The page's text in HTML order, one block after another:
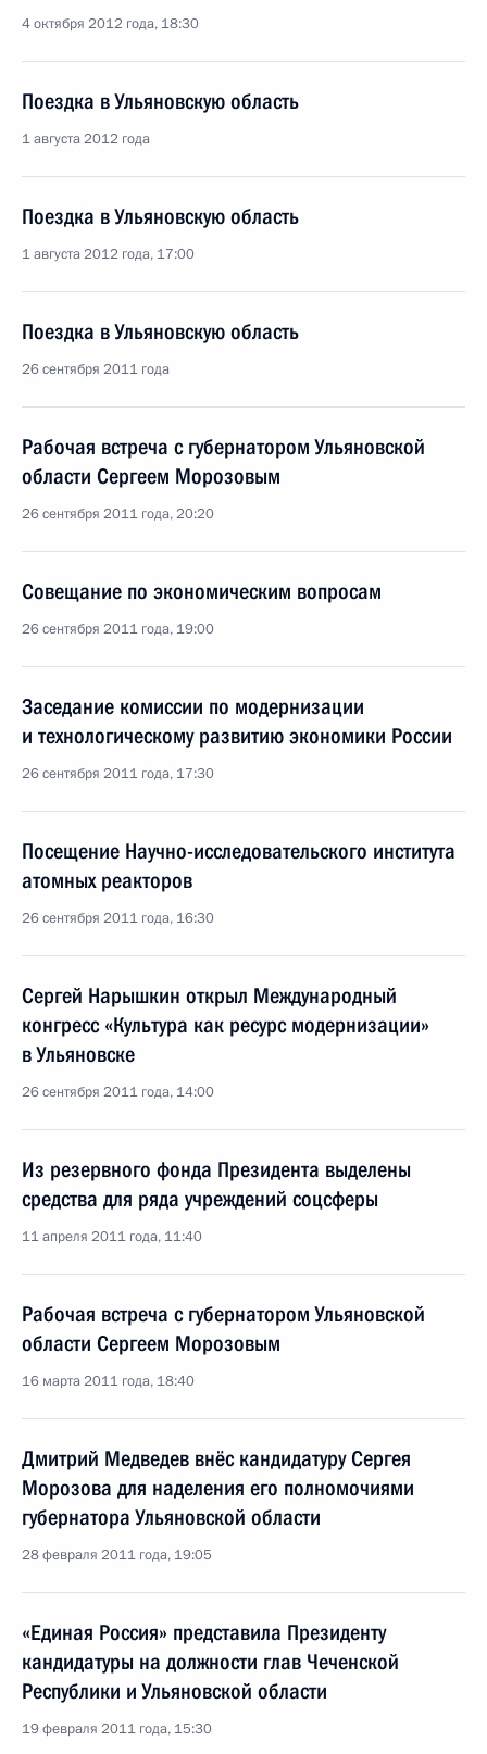
4 октября 2012 года, 18:30
Поездка в Ульяновскую область
1 августа 2012 года
Поездка в Ульяновскую область
1 августа 2012 года, 17:00
Поездка в Ульяновскую область
26 сентября 2011 года
Рабочая встреча с губернатором Ульяновской
области Сергеем Морозовым
26 сентября 2011 года, 20:20
Совещание по экономическим вопросам
26 сентября 2011 года, 19:00
Заседание комиссии по модернизации
и технологическому развитию экономики России
26 сентября 2011 года, 17:30
Посещение Научно-исследовательского института
атомных реакторов
26 сентября 2011 года, 16:30
Сергей Нарышкин открыл Международный
конгресс «Культура как ресурс модернизации»
в Ульяновске
26 сентября 2011 года, 14:00
Из резервного фонда Президента выделены
средства для ряда учреждений соцсферы
11 апреля 2011 года, 11:40
Рабочая встреча с губернатором Ульяновской
области Сергеем Морозовым
16 марта 2011 года, 18:40
Дмитрий Медведев внёс кандидатуру Сергея
Морозова для наделения его полномочиями
губернатора Ульяновской области
28 февраля 2011 года, 19:05
«Единая Россия» представила Президенту
кандидатуры на должности глав Чеченской
Республики и Ульяновской области
19 февраля 2011 года, 15:30